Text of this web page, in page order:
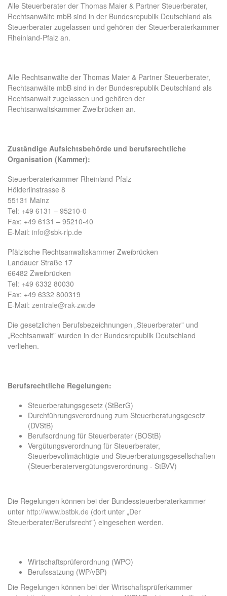
Alle Steuerberater der Thomas Maier & Partner Steuerberater,
Rechtsanwälte mbB sind in der Bundesrepublik Deutschland als
Steuerberater zugelassen und gehören der Steuerberaterkammer
Rheinland-Pfalz an.
Alle Rechtsanwälte der Thomas Maier & Partner Steuerberater,
Rechtsanwälte mbB sind in der Bundesrepublik Deutschland als
Rechtsanwalt zugelassen und gehören der
Rechtsanwaltskammer Zweibrücken an.
Zuständige Aufsichtsbehörde und berufsrechtliche
Organisation (Kammer):
Steuerberaterkammer Rheinland-Pfalz
Hölderlinstrasse 8
55131 Mainz
Tel: +49 6131 – 95210-0
Fax: +49 6131 – 95210-40
E-Mail: info@sbk-rlp.de
Pfälzische Rechtsanwaltskammer Zweibrücken
Landauer Straße 17
66482 Zweibrücken
Tel: +49 6332 80030
Fax: +49 6332 800319
E-Mail: zentrale@rak-zw.de
Die gesetzlichen Berufsbezeichnungen „Steuerberater” und
„Rechtsanwalt” wurden in der Bundesrepublik Deutschland
verliehen.
Berufsrechtliche Regelungen:
Steuerberatungsgesetz (StBerG)
Durchführungsverordnung zum Steuerberatungsgesetz
(DVStB)
Berufsordnung für Steuerberater (BOStB)
Vergütungsverordnung für Steuerberater,
Steuerbevollmächtigte und Steuerberatungsgesellschaften
(Steuerberatervergütungsverordnung - StBVV)
Die Regelungen können bei der Bundessteuerberaterkammer
unter http://www.bstbk.de (dort unter „Der
Steuerberater/Berufsrecht”) eingesehen werden.
Wirtschaftsprüferordnung (WPO)
Berufssatzung (WP/vBP)
Die Regelungen können bei der Wirtschaftsprüferkammer